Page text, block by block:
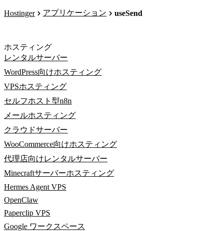
Hostinger アプリケーション useSend
ホスティング
レンタルサーバー
WordPress向けホスティング
VPSホスティング
セルフホスト型n8n
メールホスティング
クラウドサーバー
WooCommerce向けホスティング
代理店向けレンタルサーバー
Minecraftサーバーホスティング
Hermes Agent VPS
OpenClaw
Paperclip VPS
Google ワークスペース